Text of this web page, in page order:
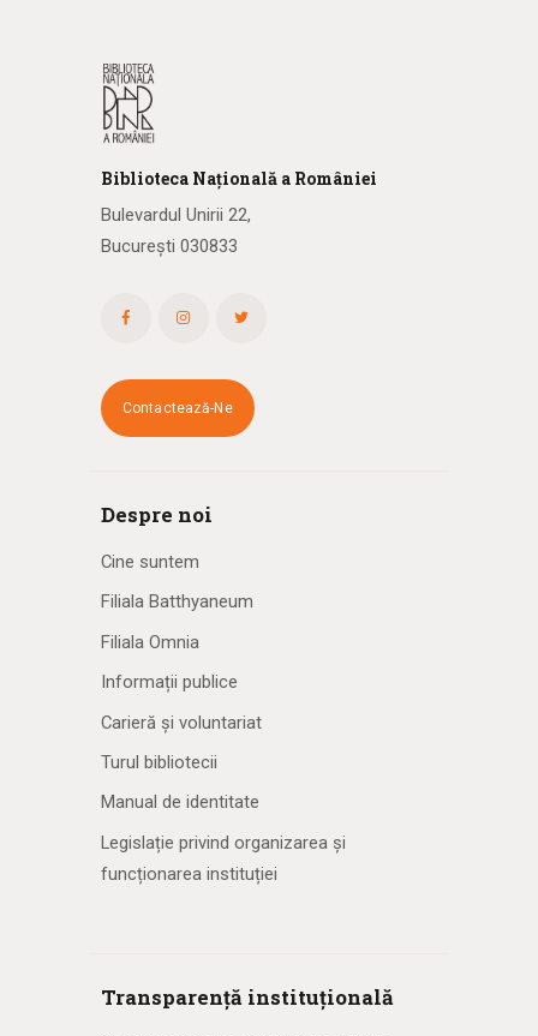
Biblioteca Națională a României
Bulevardul Unirii 22,
București 030833
Contactează-Ne
Despre noi
Cine suntem
Filiala Batthyaneum
Filiala Omnia
Informații publice
Carieră și voluntariat
Turul bibliotecii
Manual de identitate
Legislație privind organizarea și
funcționarea instituției
Transparență instituțională